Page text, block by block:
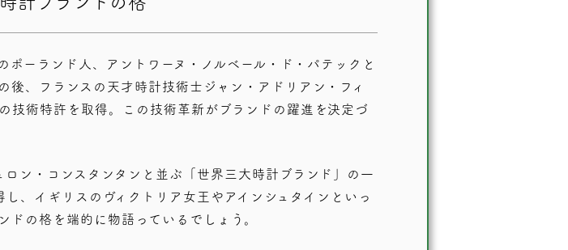
ーランド人、アントワーヌ・ノルベール・ド・パテックと
、フランスの天才時計技術士ジャン・アドリアン・フィ
技術特許を取得。この技術革新がブランドの躍進を決定づ
ロン・コンスタンタンと並ぶ「世界三大時計ブランド」 の一
、イギリスのヴィクトリア女王やアインシュタインといっ
ドの格を端的に物語っているでしょう。